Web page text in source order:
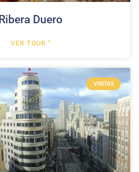
Ribera Duero
VER TOUR "
VISITAS